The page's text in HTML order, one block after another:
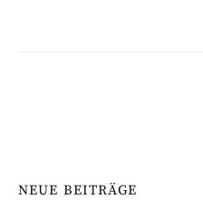
NEUE BEITRÄGE